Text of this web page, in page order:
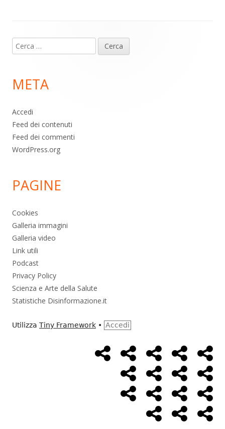
piè
pagina
Ricerca
per:
META
Accedi
Feed dei contenuti
Feed dei commenti
WordPress.org
PAGINE
Cookies
Galleria immagini
Galleria video
Link utili
Podcast
Privacy Policy
Scienza e Arte della Salute
Statistiche Disinformazione.it
Utilizza Tiny Framework • Accedi
MenùHome
Page
Alimentazione
AmbienteBambini
Cancro ControlloEconomia
FarmaciMassoneriaNWO
Salute Storia